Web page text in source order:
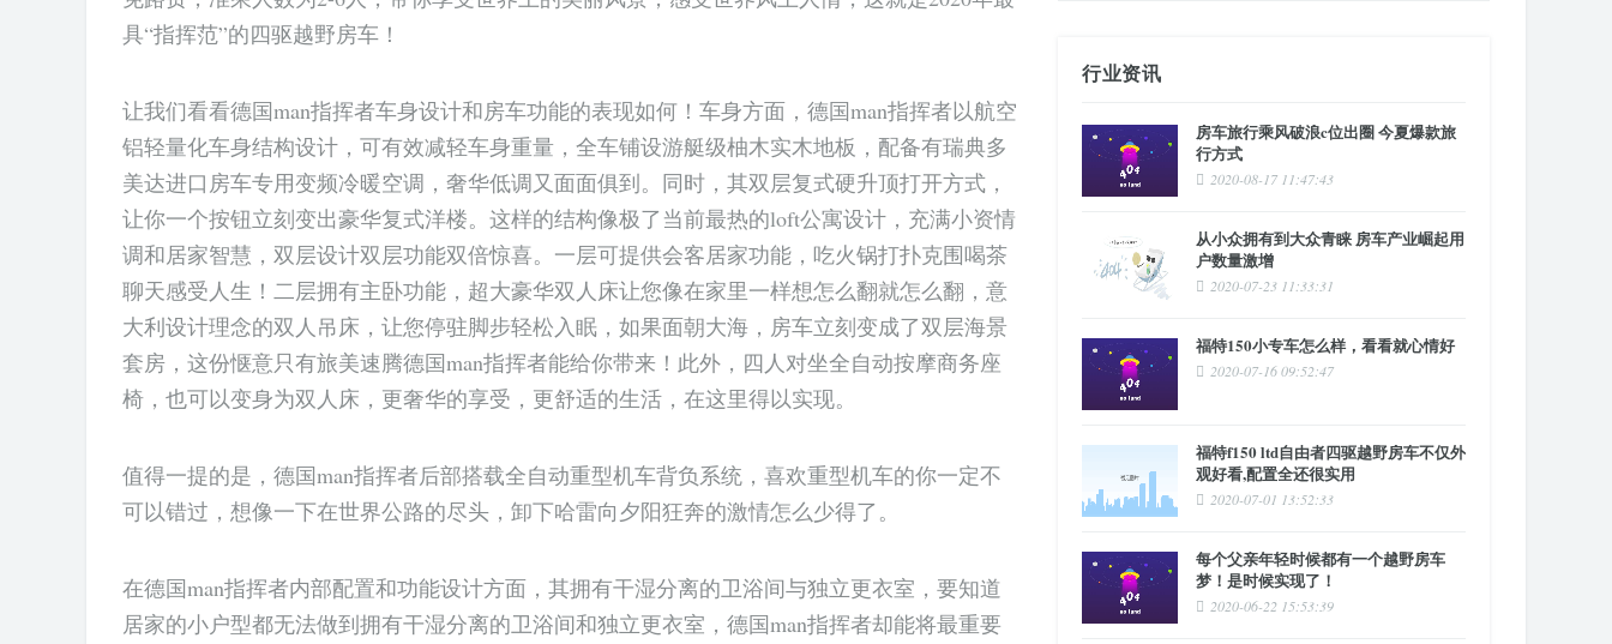
具“指挥范”的四驱越野房车！
让我们看看德国man指挥者车身设计和房车功能的表现如何！车身方面，德国man指挥者以航空
铝轻量化车身结构设计，可有效减轻车身重量，全车铺设游艇级柚木实木地板，配备有瑞典多
美达进口房车专用变频冷暖空调，奢华低调又面面俱到。同时，其双层复式硬升顶打开方式，
让你一个按钮立刻变出豪华复式洋楼。这样的结构像极了当前最热的loft公寓设计，充满小资情
调和居家智慧，双层设计双层功能双倍惊喜。一层可提供会客居家功能，吃火锅打扑克围喝茶
聊天感受人生！二层拥有主卧功能，超大豪华双人床让您像在家里一样想怎么翻就怎么翻，意
大利设计理念的双人吊床，让您停驻脚步轻松入眠，如果面朝大海，房车立刻变成了双层海景
套房，这份惬意只有旅美速腾德国man指挥者能给你带来！此外，四人对坐全自动按摩商务座
椅，也可以变身为双人床，更奢华的享受，更舒适的生活，在这里得以实现。
值得一提的是，德国man指挥者后部搭载全自动重型机车背负系统，喜欢重型机车的你一定不
可以错过，想像一下在世界公路的尽头，卸下哈雷向夕阳狂奔的激情怎么少得了。
在德国man指挥者内部配置和功能设计方面，其拥有干湿分离的卫浴间与独立更衣室，要知道
居家的小户型都无法做到拥有干湿分离的卫浴间和独立更衣室，德国man指挥者却能将最重要
行业资讯
房车旅行乘风破浪c位出圈 今夏爆款旅
行方式
2020-08-17 11:47:43
从小众拥有到大众青睐 房车产业崛起用
户数量激增
2020-07-23 11:33:31
福特150小专车怎么样，看看就心情好
2020-07-16 09:52:47
福特f150 ltd自由者四驱越野房车不仅外
观好看,配置全还很实用
2020-07-01 13:52:33
每个父亲年轻时候都有一个越野房车
梦！是时候实现了！
2020-06-22 15:53:39